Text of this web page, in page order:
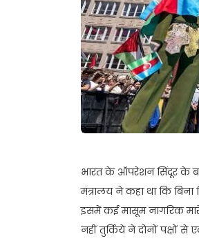
भारत के ऑपरेशन सिंदूर के
मंत्रालय ने कहा था कि
इसमें कई मासूम नागरिक मारे
नहीं तुर्किये ने दोनों पक्षों से